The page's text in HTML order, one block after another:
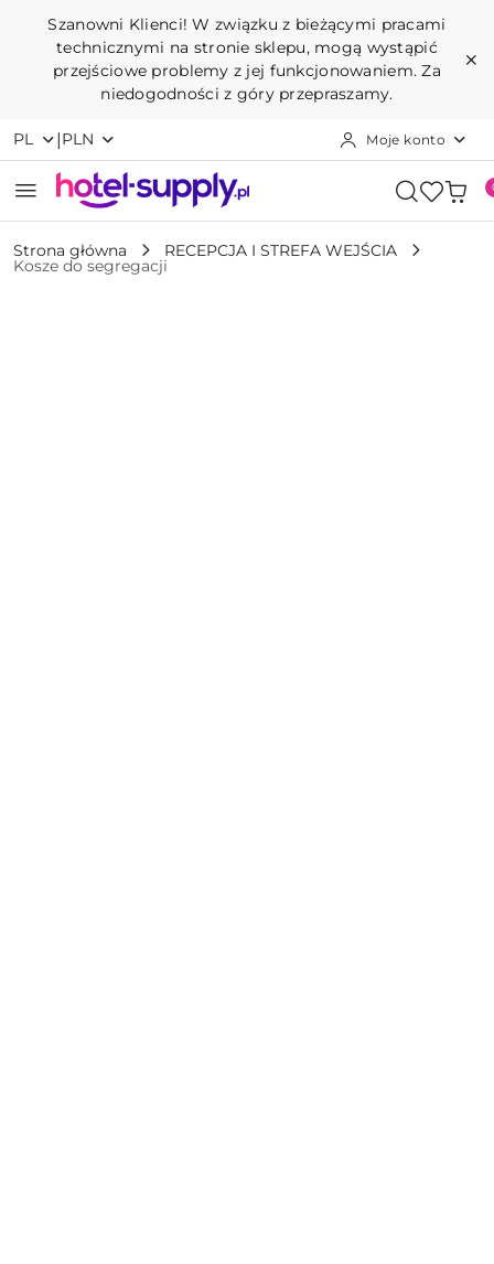
Przejdź do treści głównej
Przejdź do wyszukiwarki
Przejdź do moje konto
Przejdź do menu głównego
Przejdź do opisu produktu
Przejdź do stopki
Szanowni Klienci! W związku z bieżącymi pracami
technicznymi na stronie sklepu, mogą wystąpić
przejściowe problemy z jej funkcjonowaniem. Za
niedogodności z góry przepraszamy.
PL |PLN Moje konto
Strona główna RECEPCJA I STREFA WEJŚCIA
Kosze do segregacji